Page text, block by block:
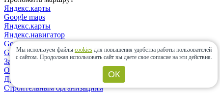
Яндекс.карты
Google maps
Яндекс.карты
Яндекс.навигатор
Google maps
Google maps
Закрыть
О компании
Дизайнерам и архитекторам
Строительным организациям
Мы используем файлы cookies для повышения удобства работы пользователей
с сайтом. Продолжая использовать сайт вы даете свое согласие на эти действия.
ОК